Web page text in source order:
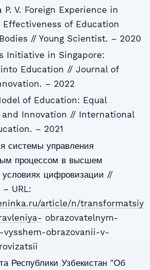
P. V. Foreign Experience in
of Education
// Young Scientist. – 2020
Initiative in Singapore:
Education // Journal of
– 2022
of Education: Equal
Innovation // International
– 2021
системы управления
процессом в высшем
условиях цифровизации //
– URL:
article/n/transformatsiy
obrazovatelnym-
vysshem-obrazovanii-v-
Республики Узбекистан "Об